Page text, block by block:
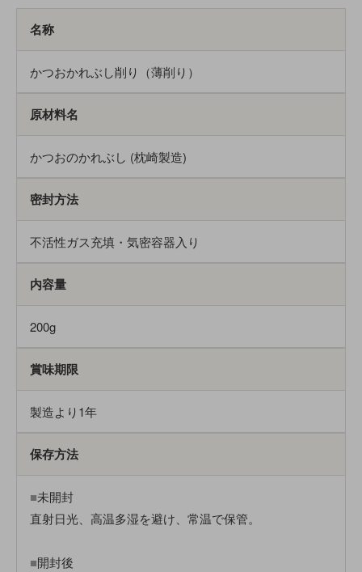
名称
かつおかれぶし削り（薄削り）
原材料名
かつおのかれぶし (枕崎製造)
密封方法
不活性ガス充填・気密容器入り
内容量
200g
賞味期限
製造より1年
保存方法
■未開封
直射日光、高温多湿を避け、常温で保管。
■開封後